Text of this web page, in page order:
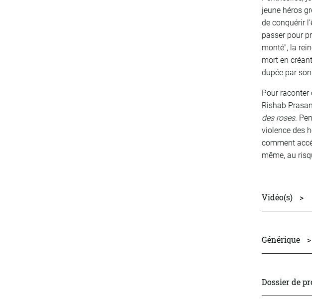
jeune héros
de conquérir
passer pour
monté", la
mort en
dupée par
Pour raconter
Rishab
des roses.
violence des
comment
même, au
Vidéo(s) >
Générique >
texte français
Dossier de